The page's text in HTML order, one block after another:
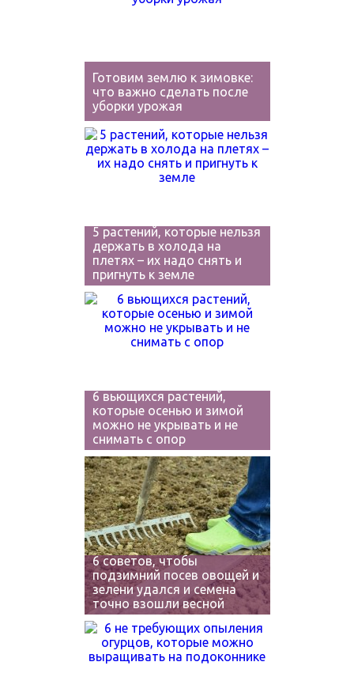
Готовим землю к зимовке:
что важно сделать после
уборки урожая
5 растений, которые нельзя
держать в холода на
плетях – их надо снять и
пригнуть к земле
6 вьющихся растений,
которые осенью и зимой
можно не укрывать и не
снимать с опор
6 советов, чтобы
подзимний посев овощей и
зелени удался и семена
точно взошли весной